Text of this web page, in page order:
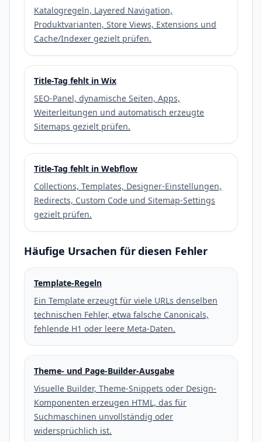
Katalogregeln, Layered Navigation,
Produktvarianten, Store Views, Extensions und
Cache/Indexer gezielt prüfen.
Title-Tag fehlt in Wix
SEO-Panel, dynamische Seiten, Apps,
Weiterleitungen und automatisch erzeugte
Sitemaps gezielt prüfen.
Title-Tag fehlt in Webflow
Collections, Templates, Designer-Einstellungen,
Redirects, Custom Code und Sitemap-Settings
gezielt prüfen.
Häufige Ursachen für diesen Fehler
Template-Regeln
Ein Template erzeugt für viele URLs denselben
technischen Fehler, etwa falsche Canonicals,
fehlende H1 oder leere Meta-Daten.
Theme- und Page-Builder-Ausgabe
Visuelle Builder, Theme-Snippets oder Design-
Komponenten erzeugen HTML, das für
Suchmaschinen unvollständig oder
widersprüchlich ist.